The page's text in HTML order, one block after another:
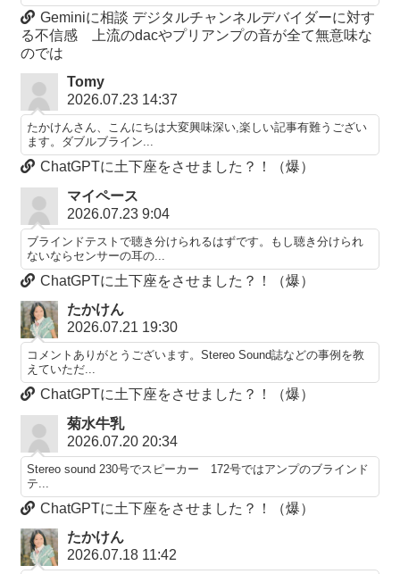
Geminiに相談 デジタルチャンネルデバイダーに対す
る不信感 上流のdacやプリアンプの音が全て無意味な
のでは
Tomy
2026.07.23 14:37
たかけんさん、こんにちは大変興味深い,楽しい記事有難うござい
ます。ダブルブライン...
ChatGPTに土下座をさせました？！（爆）
マイペース
2026.07.23 9:04
ブラインドテストで聴き分けられるはずです。もし聴き分けられ
ないならセンサーの耳の...
ChatGPTに土下座をさせました？！（爆）
たかけん
2026.07.21 19:30
コメントありがとうございます。Stereo Sound誌などの事例を教
えていただ...
ChatGPTに土下座をさせました？！（爆）
菊水牛乳
2026.07.20 20:34
Stereo sound 230号でスピーカー 172号ではアンプのブラインド
テ...
ChatGPTに土下座をさせました？！（爆）
たかけん
2026.07.18 11:42